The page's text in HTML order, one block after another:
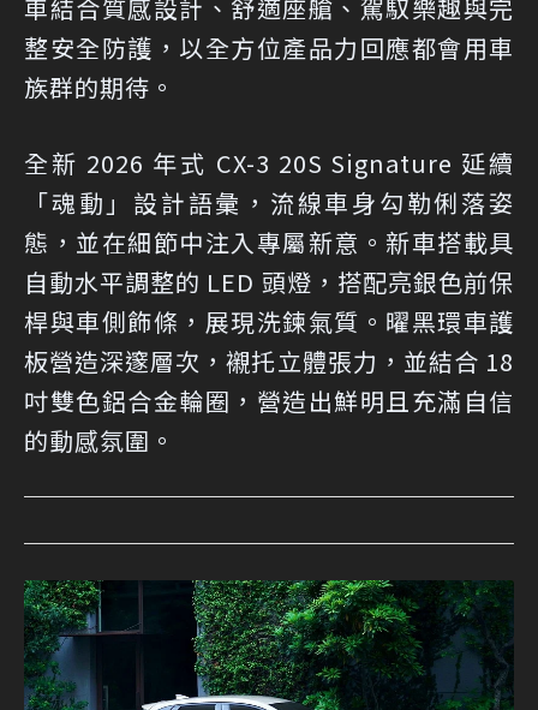
車結合質感設計、舒適座艙、駕馭樂趣與完
整安全防護，以全方位產品力回應都會用車
族群的期待。
全新 2026 年式 CX-3 20S Signature 延續
「魂動」設計語彙，流線車身勾勒俐落姿
態，並在細節中注入專屬新意。新車搭載具
自動水平調整的 LED 頭燈，搭配亮銀色前保
桿與車側飾條，展現洗鍊氣質。曜黑環車護
板營造深邃層次，襯托立體張力，並結合 18
吋雙色鋁合金輪圈，營造出鮮明且充滿自信
的動感氛圍。